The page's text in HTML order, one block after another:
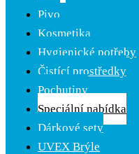
Pivo
Kosmetika
Hygienické potřeby
Čistící prostředky
Pochutiny
Speciální nabídka
Dárkové sety
UVEX Brýle